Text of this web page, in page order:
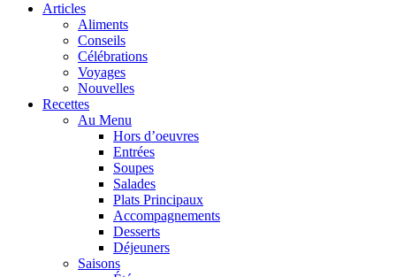
Articles
Aliments
Conseils
Célébrations
Voyages
Nouvelles
Recettes
Au Menu
Hors d’oeuvres
Entrées
Soupes
Salades
Plats Principaux
Accompagnements
Desserts
Déjeuners
Saisons